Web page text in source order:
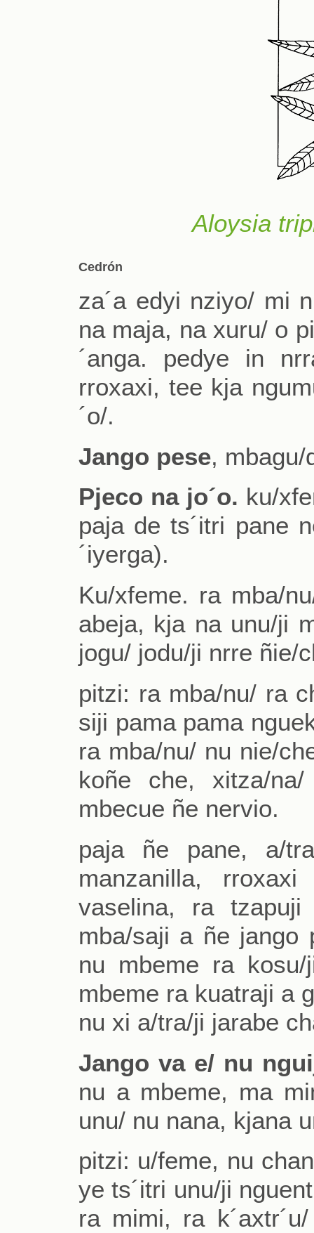
Aloysia
Cedrón
za´a edyi nziyo/ mi
na maja, na xuru/ o
´anga. pedye in
rroxaxi, tee kja
´o/.
Jango pese,
Pjeco na jo´o. ku/
paja de ts´itri pane
´iyerga).
Ku/xfeme. ra mba/
abeja, kja na unu/ji
jogu/ jodu/ji nrre ñie/
pitzi: ra mba/nu/ ra
siji pama pama
ra mba/nu/ nu nie/
koñe che, xitza/
mbecue ñe nervio.
paja ñe pane, a/
manzanilla,
vaselina, ra
mba/saji a ñe jango
nu mbeme ra
mbeme ra kuatraji a
nu xi a/tra/ji jarabe
Jango va e/ nu
nu a mbeme, ma
unu/ nu nana, kjana
pitzi: u/feme, nu
ye ts´itri unu/ji
ra mimi, ra